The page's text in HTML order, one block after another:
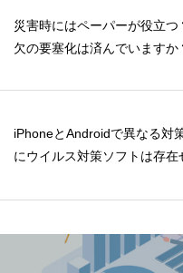
災害時にはペーパーが役立つ
欠の要塞化は済んでいますか
iPhoneとAndroidで異なる対
にウイルス対策ソフトは存在